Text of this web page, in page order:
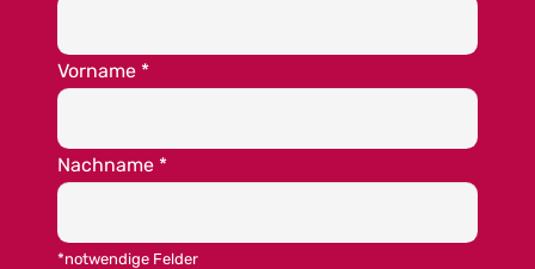
Vorname *
Nachname *
*notwendige Felder